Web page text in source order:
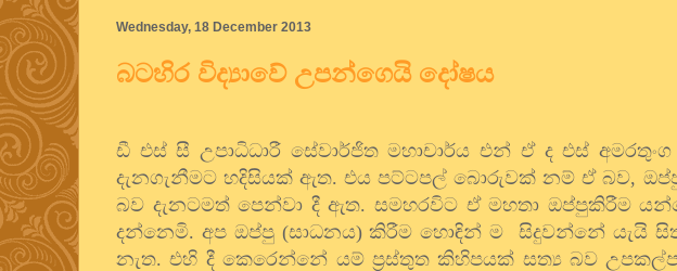
Wednesday, 18 December 2013
බටහිර විද්‍යාවේ උපන්ගෙයි දෝෂය
ඩී එස් සී උපාධිධාරී සේවාර්ජිත මහාචාර්ය එන් ඒ ද එස්
දැනගැනීමට හදිසියක් ඇත. එය පට්ටපල් බොරුවක් නම් ඒ බව,
බව දැනටමත් පෙන්වා දී ඇත. සමහරවිට ඒ මහතා ඔප්පුකිරීම
දන්නෙමි. අප ඔප්පු (සාධනය) කිරීම හොඳින් ම සිදුවන්නේ යැයි
නැත. එහි දී කෙරෙන්නේ යම් ප්‍රස්තුත කිහිපයක් සත්‍ය බව